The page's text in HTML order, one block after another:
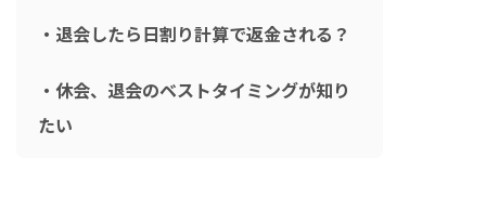
・退会したら日割り計算で返金される？
・休会、退会のベストタイミングが知り
たい